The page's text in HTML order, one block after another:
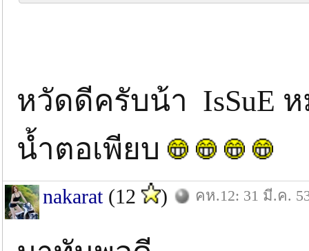
หวัดดีครับน้า IsSuE
น้ำตอเพียบ
nakarat(12 ) คห.12: 31 มี.ค.